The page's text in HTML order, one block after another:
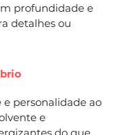
profundidade e
detalhes ou
personalidade ao
e
do que